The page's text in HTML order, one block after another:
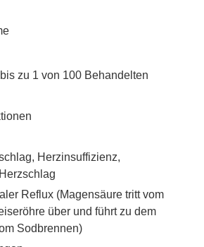
zu 1 von 100 Behandelten
Herzinsuffizienz,
Reflux (Magensäure tritt vom
über und führt zu dem
Sodbrennen)